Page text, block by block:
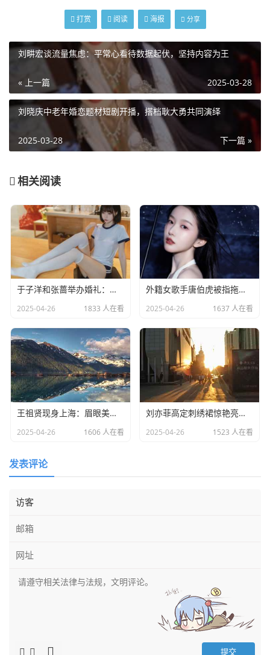
打赏 阅读 海报 分享
刘畊宏谈流量焦虑：平常心看待数据起伏，坚持内容为王
« 上一篇 2025-03-28
刘晓庆中老年婚恋题材短剧开播，搭档耿大勇共同演绎
下一篇 »
2025-03-28
相关阅读
于子洋和张蔷举办婚礼：一对赛场情场双丰收的人生赢家​
2025-04-26 1833 人在看
外籍女歌手唐伯虎被指拖欠劳务费：明星责任不应该缺席​
2025-04-26 1637 人在看
王祖贤现身上海：眉眼美丽气质优雅，时光难掩女神风采
2025-04-26 1606 人在看
​刘亦菲高定刺绣裙惊艳亮相：皮肤白到发光诠释东方美学​
2025-04-26 1523 人在看
发表评论